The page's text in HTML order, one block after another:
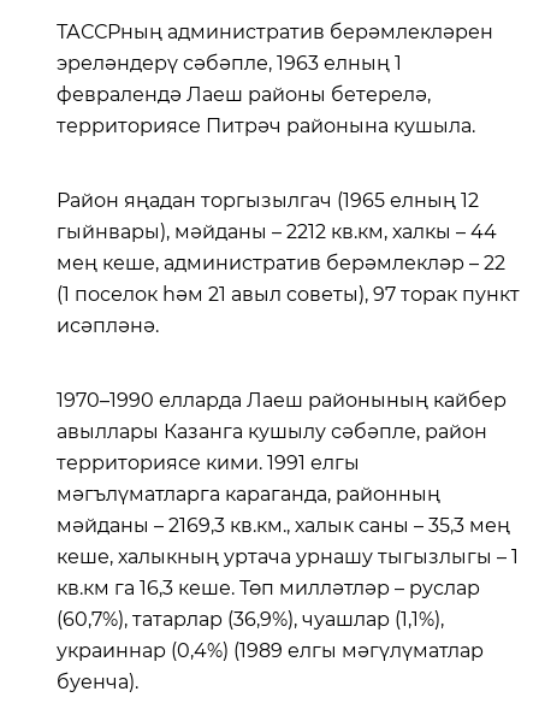
ТАССРның административ берәмлекләрен
эреләндерү сәбәпле, 1963 елның 1
февралендә Лаеш районы бетерелә,
территориясе Питрәч районына кушыла.
Район яңадан торгызылгач (1965 елның 12
гыйнвары), мәйданы – 2212 кв.км, халкы – 44
мең кеше, административ берәмлекләр – 22
(1 поселок һәм 21 авыл советы), 97 торак пункт
исәпләнә.
1970–1990 елларда Лаеш районының кайбер
авыллары Казанга кушылу сәбәпле, район
территориясе кими. 1991 елгы
мәгълүматларга караганда, районның
мәйданы – 2169,3 кв.км., халык саны – 35,3 мең
кеше, халыкның уртача урнашу тыгызлыгы – 1
кв.км га 16,3 кеше. Төп милләтләр – руслар
(60,7%), татарлар (36,9%), чуашлар (1,1%),
украиннар (0,4%) (1989 елгы мәгүлүматлар
буенча).